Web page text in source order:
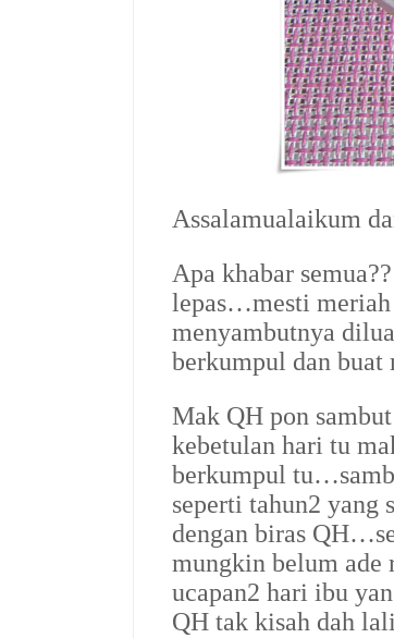
Assalamualaikum
Apa khabar
lepas…mesti
menyambutnya
berkumpul dan
Mak QH pon
kebetulan hari tu
berkumpul
seperti tahun2 yang
dengan biras
mungkin belum
ucapan2 hari ibu
QH tak kisah dah